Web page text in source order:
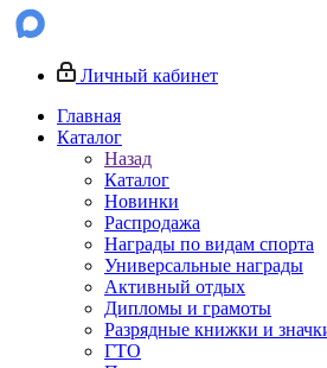
Личный кабинет
Главная
Каталог
Назад
Каталог
Новинки
Распродажа
Награды по видам спорта
Универсальные награды
Активный отдых
Дипломы и грамоты
Разрядные книжки и
ГТО